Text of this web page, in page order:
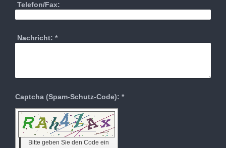
Telefon/Fax:
Nachricht: *
Captcha (Spam-Schutz-Code): *
Bitte geben Sie den Code ein